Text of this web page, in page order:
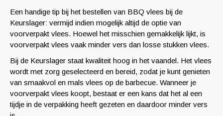
Een handige tip bij het bestellen van BBQ vlees bij de
Keurslager: vermijd indien mogelijk altijd de optie van
voorverpakt vlees. Hoewel het misschien gemakkelijk lijkt, is
voorverpakt vlees vaak minder vers dan losse stukken vlees.
Bij de Keurslager staat kwaliteit hoog in het vaandel. Het vlees
wordt met zorg geselecteerd en bereid, zodat je kunt genieten
van smaakvol en mals vlees op de barbecue. Wanneer je
voorverpakt vlees koopt, bestaat er een kans dat het al een
tijdje in de verpakking heeft gezeten en daardoor minder vers